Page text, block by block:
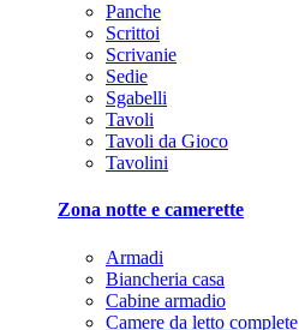
Panche
Scrittoi
Scrivanie
Sedie
Sgabelli
Tavoli
Tavoli da Gioco
Tavolini
Zona notte e camerette
Armadi
Biancheria casa
Cabine armadio
Camere da letto complete